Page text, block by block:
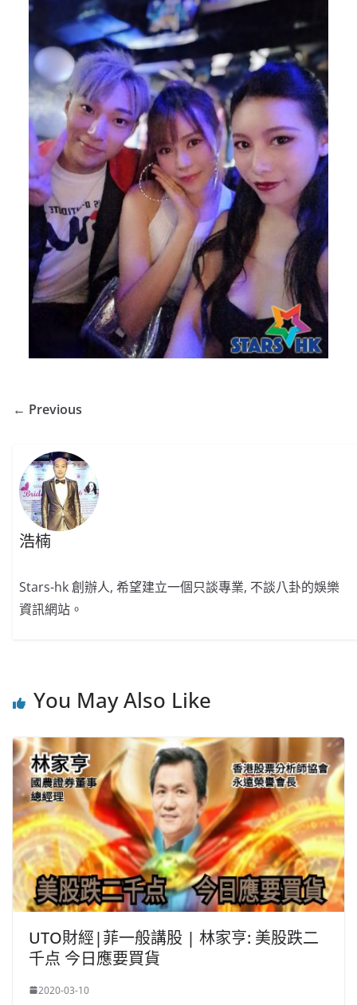
← Previous
浩楠
Stars-hk 創辦人, 希望建立一個只談專業, 不談八卦的娛樂
資訊網站。
You May Also Like
UTO財經|菲一般講股 | 林家亨: 美股跌二
千点 今日應要買貨
2020-03-10